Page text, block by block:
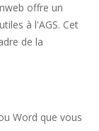
offre un
à l'AGS. Cet
de la
Word que vous